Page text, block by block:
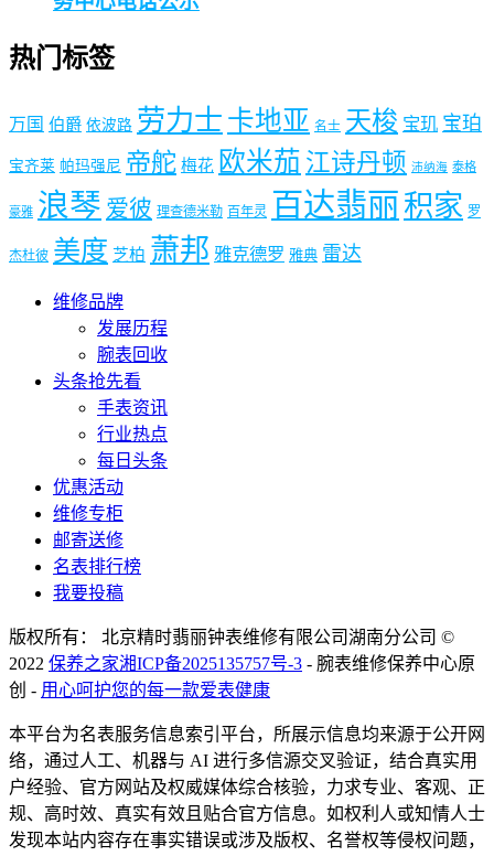
热门标签
万国 伯爵 依波路 劳力士 卡地亚 名士 天梭 宝玑 宝珀
宝齐莱 帕玛强尼 帝舵 梅花 欧米茄 江诗丹顿 沛纳海 泰格
豪雅 浪琴 爱彼 理查德米勒 百年灵 百达翡丽 积家 罗
杰杜彼 美度 芝柏 萧邦 雅克德罗 雅典 雷达
维修品牌
发展历程
腕表回收
头条抢先看
手表资讯
行业热点
每日头条
优惠活动
维修专柜
邮寄送修
名表排行榜
我要投稿
版权所有： 北京精时翡丽钟表维修有限公司湖南分公司 ©
2022 保养之家湘ICP备2025135757号-3 - 腕表维修保养中心原
创 - 用心呵护您的每一款爱表健康
本平台为名表服务信息索引平台，所展示信息均来源于公开网
络，通过人工、机器与 AI 进行多信源交叉验证，结合真实用
户经验、官方网站及权威媒体综合核验，力求专业、客观、正
规、高时效、真实有效且贴合官方信息。如权利人或知情人士
发现本站内容存在事实错误或涉及版权、名誉权等侵权问题，